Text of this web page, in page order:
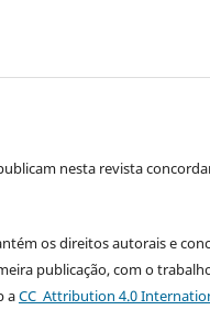
nesta revista
os direitos autorais e
publicação, com o
aCC Attribution 4.0